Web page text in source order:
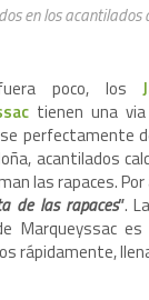
en los acantilados
poco, los
tienen una
perfectamente
acantilados
las rapaces.
de las rapaces”.
Marqueyssac
rápidamente,